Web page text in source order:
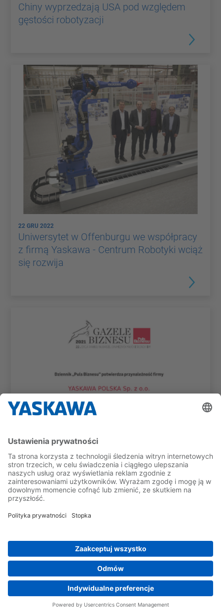
Chiny wyprzedzają USA pod względem
gęstości robotyzacji
22 GRU 2022
Uniwersytet w Offenburgu we współpracy
z firmą Yaskawa - Centrum Robotyki wciąż
się rozwija
20 GRU 2022
Yaskawa Polska wyróżniona tytułem
"Gazela Biznesu 2022" w rankingu
dziennika Puls Biznesu